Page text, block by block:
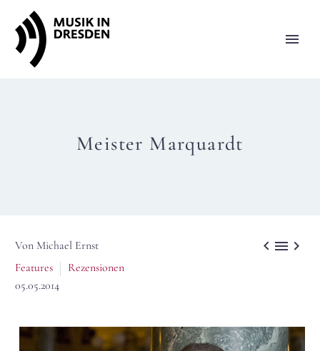
Meister Marquardt
  
Von Michael Ernst
Features
Rezensionen
05.05.2014